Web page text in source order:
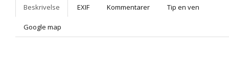
Beskrivelse EXIF Kommentarer Tip en ven
Google map